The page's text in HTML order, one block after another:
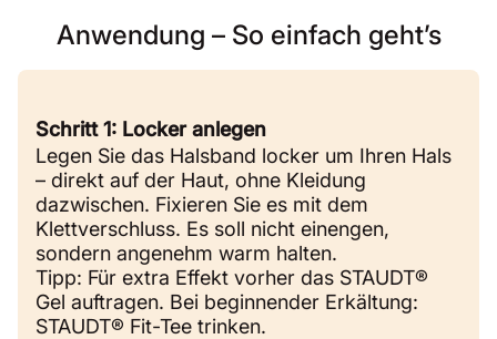
Anwendung – So einfach geht’s
Schritt 1: Locker anlegen
Legen Sie das Halsband locker um Ihren Hals
– direkt auf der Haut, ohne Kleidung
dazwischen. Fixieren Sie es mit dem
Klettverschluss. Es soll nicht einengen,
sondern angenehm warm halten.
Tipp: Für extra Effekt vorher das STAUDT®
Gel auftragen. Bei beginnender Erkältung:
STAUDT® Fit-Tee trinken.